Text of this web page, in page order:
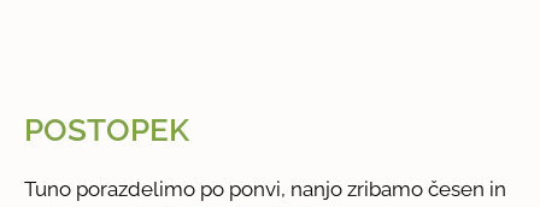
POSTOPEK
Tuno porazdelimo po ponvi, nanjo zribamo česen in